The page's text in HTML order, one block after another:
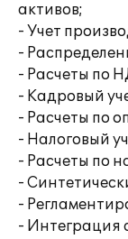
активов;
- Учет
-
- Расчеты по
- Кадровый
- Расчеты по
- Налоговый
- Расчеты по
-
-
- Интеграция